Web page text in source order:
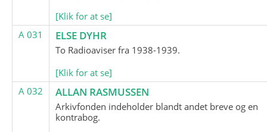
[Klik for at se]
A 031
ELSE DYHR
To Radioaviser fra 1938-1939.
[Klik for at se]
A 032
ALLAN RASMUSSEN
Arkivfonden indeholder blandt andet breve og en
kontrabog.